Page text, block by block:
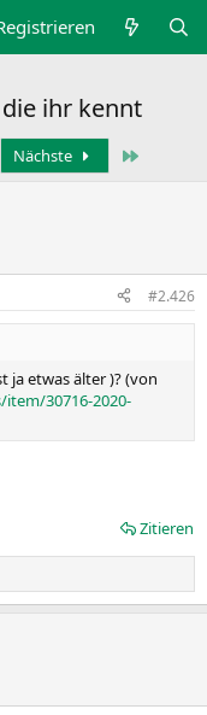
ihr kennt
Nächste
#2.426
ja etwas älter )? (von
30716-2020-
Zitieren